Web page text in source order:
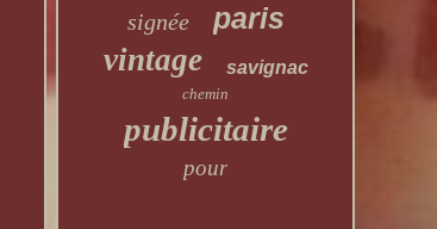
signée paris
vintage savignac
chemin
publicitaire
pour